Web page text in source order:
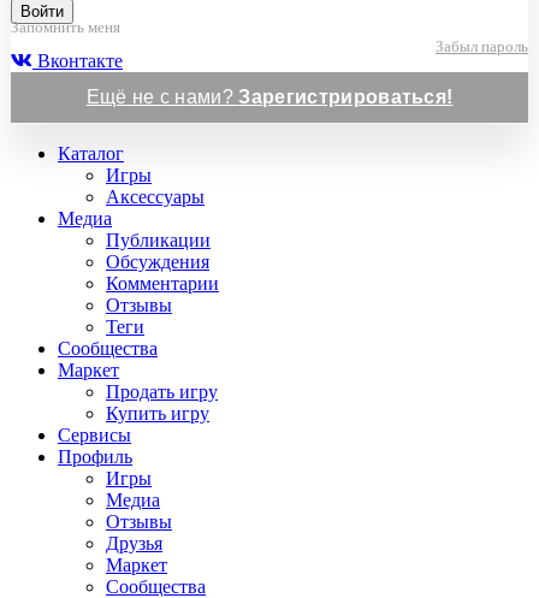
Войти
Запомнить меня
Забыл пароль
Вконтакте
Ещё не с нами?Зарегистрироваться!
Каталог
Игры
Аксессуары
Медиа
Публикации
Обсуждения
Комментарии
Отзывы
Теги
Сообщества
Маркет
Продать игру
Купить игру
Сервисы
Профиль
Игры
Медиа
Отзывы
Друзья
Маркет
Сообщества